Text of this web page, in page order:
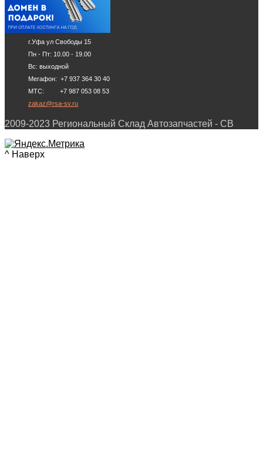
г.Уфа ул Свободы 15
Пн - Пт: 10.00 - 19.00
Вс: выходной
Мегафон: +7 937 364 30 40
МТС: +7 987 053 08 53
zakaz@rsa-sv.ru
2009-2023 Региональный Склад Автозапчастей - СВ
^ Наверх